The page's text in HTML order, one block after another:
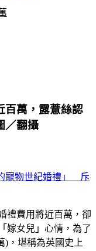
百萬，露薏絲認
／翻攝
寵物世紀婚禮」 斥
禮費用將近百萬，卻
嫁女兒」心情，為了
)，堪稱為英國史上